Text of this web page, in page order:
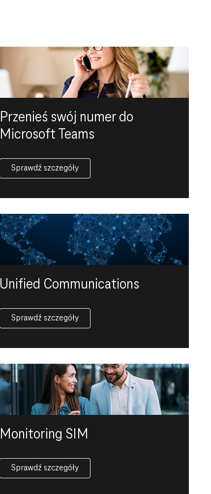
Przenieś swój numer do
Microsoft Teams
Sprawdź szczegóły
Unified Communications
Sprawdź szczegóły
Monitoring SIM
Sprawdź szczegóły